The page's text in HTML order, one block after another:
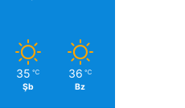
35 ℃
Şb
36 ℃
Bz